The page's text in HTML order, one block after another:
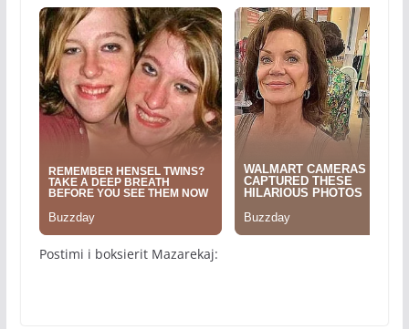
Postimi i boksierit Mazarekaj: